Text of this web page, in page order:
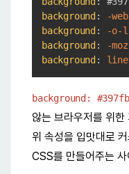
background : -
background : -o-
background : -
background :
background:
않는 브라우저를 위한
위 속성을 입맛대로
CSS를 만들어주는